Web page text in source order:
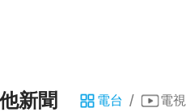
新聞 電台 / 電視